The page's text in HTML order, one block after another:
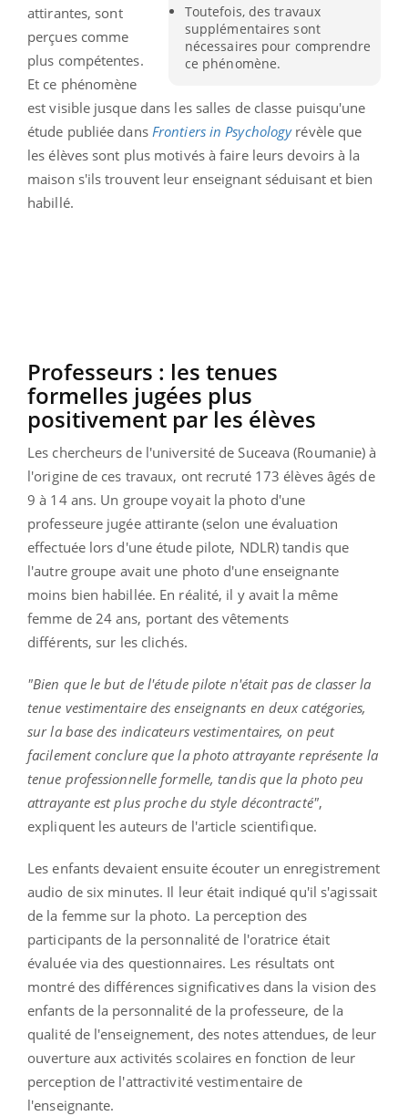
Toutefois, des travaux
supplémentaires sont
nécessaires pour comprendre
ce phénomène.
attirantes,sont
perçuescomme
plus compétentes.
Et ce phénomène
est visible jusque dans les salles de classe puisqu'une
étude publiée dans Frontiers in Psychologyrévèle que
les élèves sont plus motivés à faire leurs devoirs à la
maison s'ils trouvent leur enseignantséduisantet bien
habillé.
Professeurs : les tenues
formelles jugées plus
positivement par les élèves
Les chercheurs de l'université deSuceava (Roumanie) à
l'origine de ces travaux, ont recruté 173 élèves âgés de
9 à 14 ans. Un groupe voyait la photo d'une
professeure jugée attirante (selon une évaluation
effectuée lors d'une étude pilote, NDLR) tandis que
l'autre groupe avait une photo d'une enseignante
moins bien habillée. En réalité, il y avait la même
femme de 24 ans, portant des vêtements
différents, sur les clichés.
"Bien que le but de l'étude pilote n'était pas de classer la
tenue vestimentaire des enseignants en deux catégories,
sur la base des indicateurs vestimentaires, on peut
facilement conclure que la photo attrayante représente la
tenue professionnelle formelle, tandis que la photo peu
attrayante est plus proche du style décontracté",
expliquent les auteurs de l'article scientifique.
Les enfants devaient ensuite écouter un enregistrement
audio de six minutes. Il leur était indiqué qu'il s'agissait
de la femme sur la photo. La perception des
participants de la personnalité de l'oratrice était
évaluée via des questionnaires. Les résultats ont
montré des différences significatives dans la vision des
enfants de la personnalité de la professeure, de la
qualité de l'enseignement, des notes attendues, de leur
ouverture aux activités scolaires en fonction de leur
perception de l'attractivité vestimentaire de
l'enseignante.